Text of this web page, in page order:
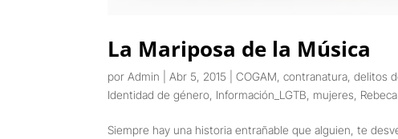
La Mariposa de la Música
porAdmin |Abr 5, 2015 |COGAM,contranatura,delitos
Identidad de género, Información_LGTB, mujeres,
Siempre hay una historia entrañable que alguien, te